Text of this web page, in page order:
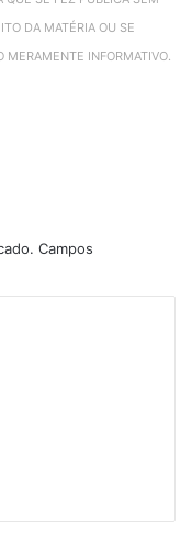
DA MATÉRIA OU SE
INFORMATIVO.
Campos